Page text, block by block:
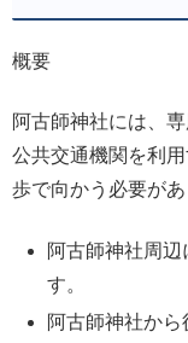
概要
阿古師神社には、
公共交通機関を利
歩で向かう必要があ
阿古師神社周
す。
阿古師神社か